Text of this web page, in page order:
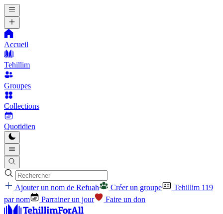
Accueil
Tehillim
Groupes
Collections
Quotidien
Ajouter un nom de Refuah Créer un groupe
Tehillim 119
par nom
Parrainer un jour Faire un don